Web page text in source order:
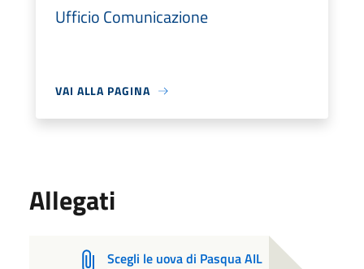
Ufficio Comunicazione
VAI ALLA PAGINA
Allegati
Scegli le uova di Pasqua AIL